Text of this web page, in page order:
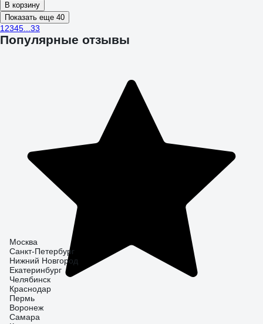
В корзину
Показать еще 40
1 2345 33
Популярные отзывы
Москва
Санкт-Петербург
Нижний Новгород
Екатеринбург
Челябинск
Краснодар
Пермь
Воронеж
Самара